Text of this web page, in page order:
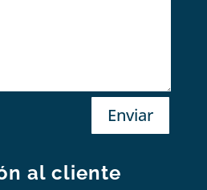
Enviar
al cliente